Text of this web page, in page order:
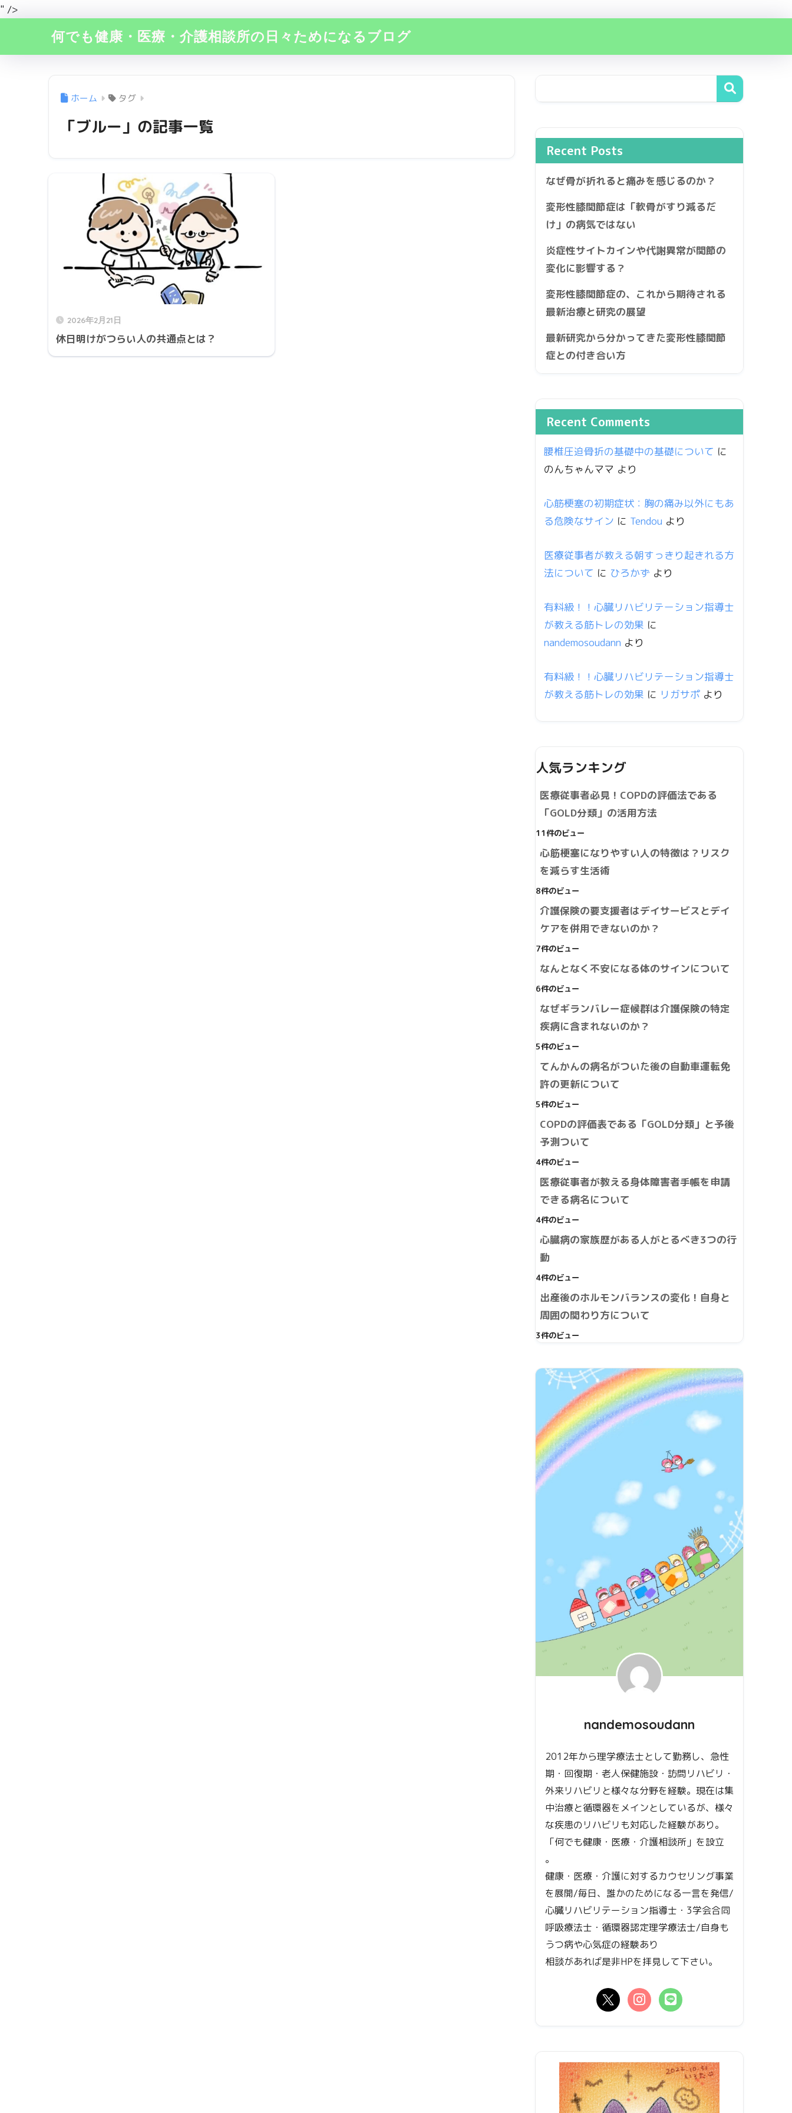
" />
何でも健康・医療・介護相談所の日々ためになるブログ
ホーム タグ
「ブルー」の記事一覧
2026年2月21日
休日明けがつらい人の共通点とは？
Recent Posts
なぜ骨が折れると痛みを感じるのか？
変形性膝関節症は「軟骨がすり減るだ
け」の病気ではない
炎症性サイトカインや代謝異常が関節の
変化に影響する？
変形性膝関節症の、これから期待される
最新治療と研究の展望
最新研究から分かってきた変形性膝関節
症との付き合い方
Recent Comments
腰椎圧迫骨折の基礎中の基礎について に
のんちゃんママ より
心筋梗塞の初期症状：胸の痛み以外にもあ
る危険なサイン に Tendou より
医療従事者が教える朝すっきり起きれる方
法について に ひろかず より
有料級！！心臓リハビリテーション指導士
が教える筋トレの効果 に
nandemosoudann より
有料級！！心臓リハビリテーション指導士
が教える筋トレの効果 に リガサポ より
人気ランキング
医療従事者必見！COPDの評価法である
「GOLD分類」の活用方法
11件のビュー
心筋梗塞になりやすい人の特徴は？リスク
を減らす生活術
8件のビュー
介護保険の要支援者はデイサービスとデイ
ケアを併用できないのか？
7件のビュー
なんとなく不安になる体のサインについて
6件のビュー
なぜギランバレー症候群は介護保険の特定
疾病に含まれないのか？
5件のビュー
てんかんの病名がついた後の自動車運転免
許の更新について
5件のビュー
COPDの評価表である「GOLD分類」と予後
予測ついて
4件のビュー
医療従事者が教える身体障害者手帳を申請
できる病名について
4件のビュー
心臓病の家族歴がある人がとるべき3つの行
動
4件のビュー
出産後のホルモンバランスの変化！自身と
周囲の関わり方について
3件のビュー
nandemosoudann
2012年から理学療法士として勤務し、急性
期・回復期・老人保健施設・訪問リハビリ・
外来リハビリと様々な分野を経験。現在は集
中治療と循環器をメインとしているが、様々
な疾患のリハビリも対応した経験があり。
「何でも健康・医療・介護相談所」を設立
。
健康・医療・介護に対するカウセリング事業
を展開/毎日、誰かのためになる一言を発信/
心臓リハビリテーション指導士・3学会合同
呼吸療法士・循環器認定理学療法士/自身も
うつ病や心気症の経験あり
相談があれば是非HPを拝見して下さい。